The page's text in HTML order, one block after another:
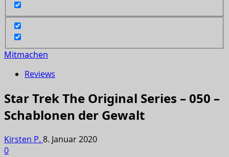
Mitmachen
Reviews
Star Trek The Original Series – 050 –
Schablonen der Gewalt
Kirsten P. 8. Januar 2020
0